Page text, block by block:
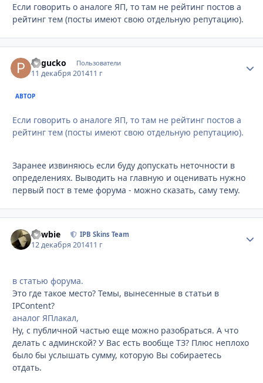
Если говорить о аналоге ЯП, то там не рейтинг постов а
рейтинг тем (посты имеют свою отдельную репутацию).
Pegucko Пользователи
11 декабря 201411 г
АВТОР
Если говорить о аналоге ЯП, то там не рейтинг постов а
рейтинг тем (посты имеют свою отдельную репутацию).
Заранее извиняюсь если буду допускать неточности в
определениях. Выводить на главную и оценивать нужно
первый пост в теме форума - можно сказать, саму тему.
newbie IPB Skins Team
12 декабря 201411 г
в статью форума.
Это где такое место? Темы, вынесенные в статьи в
IPContent?
аналог ЯПлакал,
Ну, с публичной частью еще можно разобраться. А что
делать с админской? У Вас есть вообще ТЗ? Плюс неплохо
было бы услышать сумму, которую Вы собираетесь
отдать.